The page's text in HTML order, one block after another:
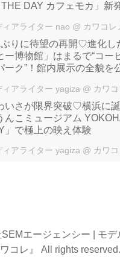
DAY カフェモカ」新
ィアライター nao @ カワコレメ
りに待望の再開♡進化し
ー博物館」はまるで“コー
ーク”！館内展示の全貌を
ィアライター yagiza @ カワコレメ
いさが限界突破♡横浜に
んこミュージアム
」で極上の映え体験
ィアライター yagiza @ カワコレメ
エージェンシー | モデ
ワコレ』 All rights reserved.